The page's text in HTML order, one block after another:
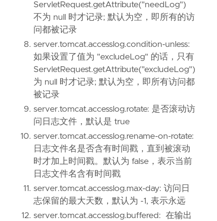
ServletRequest.getAttribute("needLog")
不为 null 时才记录; 默认为空，即所有的访
问都被记录
server.tomcat.accesslog.condition-unless:
如果设置了值为 "excludeLog" 的话，只有
ServletRequest.getAttribute("excludeLog")
为 null 时才记录; 默认为空，即所有访问都
被记录
server.tomcat.accesslog.rotate: 是否滚动访
问日志文件，默认是 true
server.tomcat.accesslog.rename-on-rotate:
日志文件名是否含有时间戳，直到被滚动
时才加上时间戳。默认为 false，表示当前
日志文件名含有时间戳
server.tomcat.accesslog.max-day: 访问日
志保留的最大天数，默认为 -1, 表示永远
server.tomcat.accesslog.buffered: 在输出